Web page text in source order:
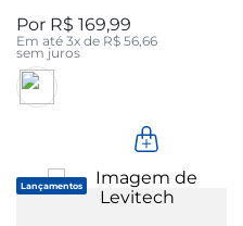
R$ 169,99
Em até 3x de R$ 56 66
sem juros
Lançamentos